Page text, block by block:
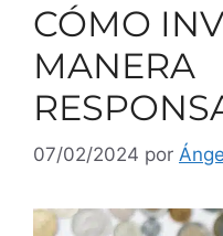
CÓMO
MANERA
07/02/2024 por